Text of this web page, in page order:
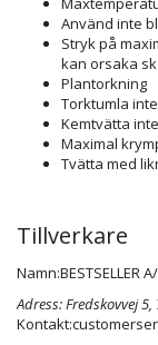
Använd inte
Stryk på
kan orsaka
Plantorkning
Torktumla inte
Kemtvätta inte
Maximal
Tvätta med
Tillverkare
Namn:BESTSELLER
Adress:Fredskovvej
Kontakt: